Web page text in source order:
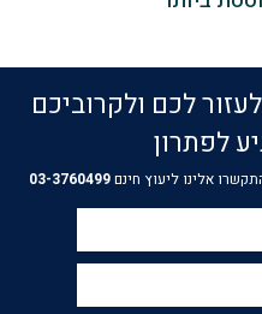
לכם ולקרוביכם
לפתרון
אלינו ליעוץ חינם03-3760499